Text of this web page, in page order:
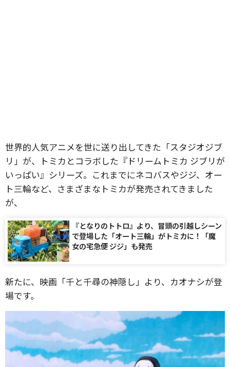
世界的人気アニメを世に送り出してきた「スタジオジブ
リ」が、トミカとコラボした『ドリームトミカ ジブリが
いっぱい』シリーズ。これまでにネコバスやジジ、オー
ト三輪など、さまざまなトミカが発売されてきました
が、
『となりのトトロ』より、冒頭の引越しシーン
で登場した「オート三輪」がトミカに！「魔
女の宅急便 ジジ」も発売
新たに、映画「千と千尋の神隠し」より、カオナシが登
場です。